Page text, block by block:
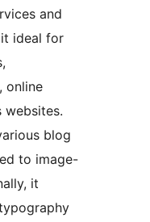
and
ideal for
online
websites.
blog
to image-
it